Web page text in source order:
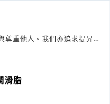
重他人。我們亦追求提昇信
滑脂